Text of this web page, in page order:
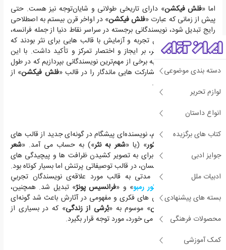
دسته بندی موضوعی
لوازم تحریر
انواع داستان
کتاب های برگزیده
جوایز ادبی
ادبیات ملل
بسته های پیشنهادی
محصولات فرهنگی
کمک آموزشی
اما «فلش فیکشن» دارای تاریخی طولانی و شایان‌توجه نیز هست. حتی
پیش از زمانی که عبارت «فلش فیکشن» در اواخر قرن بیستم به اصطلاحی
رایج تبدیل شود، نویسندگانی برجسته در سراسر نقاط دنیا از جمله فرانسه،
آمریکا و ژاپن، در حال تجربه و آزمایش با قالب هایی برای نثر بودند که
بیش از هر عنصر دیگر، بر ایجاز و اختصار تمرکز و تأکید داشت. با این
مطلب همراه شوید تا به برخی از مهم‌ترین نویسندگانی بپردازیم که در طول
مسیر حرفه‌ای خود، مشارکت هایی ماندگار را در قالب «فلش فیکشن» از
خود بر جای گذاشته‌اند.
شارل بودلر
«بودلر» در قرن نوزدهم، نویسنده‌ای پیشگام در گونه‌ای جدید از قالب های
شعر منثور» (یا «شعر به نثر») به حساب می آمد. «شعر
منثور»، روش « بودلر» برای به تصویر کشیدن ظرافت ها و پیچیدگی های
روانشناسی و تجارب انسان، در قالب توصیفاتی پرتنش اما بسیار کوتاه بود.
«شعر منثور
» پس از مدتی به قالب مورد علاقه‌ی نویسندگان تجربیِ
آرتور رمبو» و «فرانسیس پونژ» تبدیل شد. همچنین،
تأکید «بودلر» بر جهش های فکری و مفهومی در آثارش باعث شد گونه‌ای
فلش فیکشن» موسوم به «بُرشی از زندگی» که در بسیاری از
مجلات کنونی به چشم می خورد، مورد توجه قرار بگیرد.